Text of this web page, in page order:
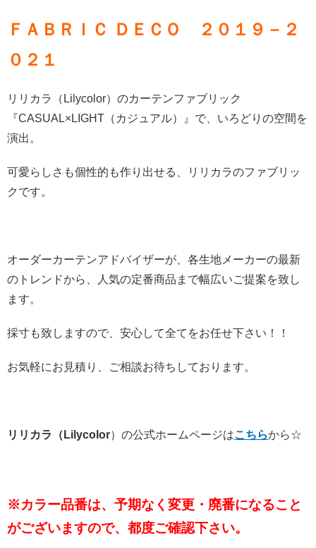
ＦＡＢＲＩＣ ＤＥＣＯ ２０１９－２
０２１
リリカラ（Lilycolor）のカーテンファブリック
『CASUAL×LIGHT（カジュアル）』で、いろどりの空間を
演出。
可愛らしさも個性的も作り出せる、リリカラのファブリッ
クです。
オーダーカーテンアドバイザーが、各生地メーカーの最新
のトレンドから、人気の定番商品まで幅広いご提案を致し
ます。
採寸も致しますので、安心して全てをお任せ下さい！！
お気軽にお見積り、ご相談お待ちしております。
リリカラ（Lilycolor）の公式ホームページはこちらから☆
※カラー品番は、予期なく変更・廃番になること
がございますので、都度ご確認下さい。